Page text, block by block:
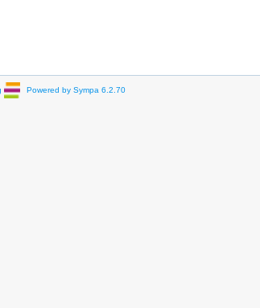
Powered by Sympa 6.2.70